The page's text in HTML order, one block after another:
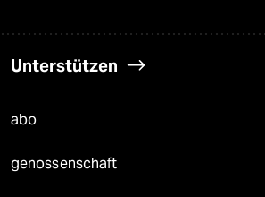
Unterstützen
abo
genossenschaft